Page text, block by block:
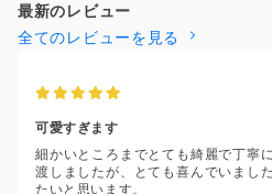
最新のレビュー
全てのレビューを見る
可愛すぎます
細かいところまでとても綺麗で丁寧
渡しましたが、とても喜んでいまし
たいと思います。